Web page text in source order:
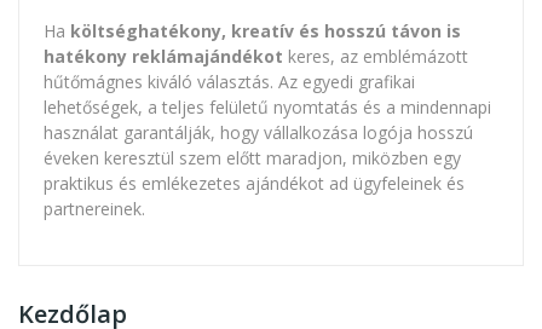
Kezdőlap
Ha költséghatékony, kreatív és hosszú távon is
hatékony reklámajándékot keres, az emblémázott
hűtőmágnes kiváló választás. Az egyedi grafikai
lehetőségek, a teljes felületű nyomtatás és a mindennapi
használat garantálják, hogy vállalkozása logója hosszú
éveken keresztül szem előtt maradjon, miközben egy
praktikus és emlékezetes ajándékot ad ügyfeleinek és
partnereinek.